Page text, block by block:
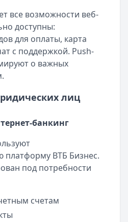
все возможности веб-
доступны:
для оплаты, карта
с поддержкой. Push-
о важных
лиц
банкинг
платформу ВТБ Бизнес.
под потребности
счетам